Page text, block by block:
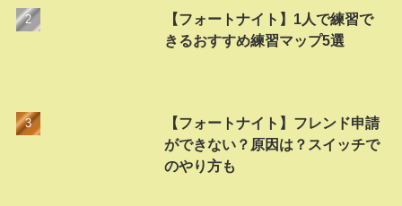
【フォートナイト】1人で練習で
きるおすすめ練習マップ5選
【フォートナイト】フレンド申請
ができない？原因は？スイッチで
のやり方も